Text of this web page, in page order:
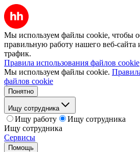
Мы используем файлы cookie, чтобы
правильную работу нашего веб-сайта
трафик.
Правила использования файлов cookie
Мы используем файлы cookie.
файлов cookie
Понятно
Ищу сотрудника
Ищу работу
Ищу сотрудника
Ищу сотрудника
Сервисы
Помощь